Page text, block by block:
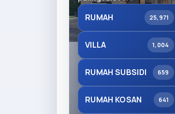
RUMAH
25,971
VILLA 1,004
RUMAH SUBSIDI 659
RUMAH KOSAN 641